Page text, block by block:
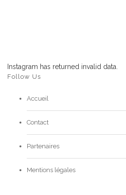
Instagram has returned invalid data.
Follow Us
Accueil
Contact
Partenaires
Mentions légales